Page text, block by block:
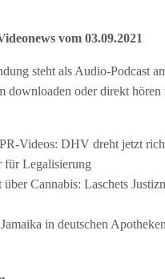
vom 03.09.2021
steht als Audio-Podcast
downloaden oder direkt hören
Videos: DHV dreht jetzt
für Legalisierung
Cannabis: Laschets
in deutschen